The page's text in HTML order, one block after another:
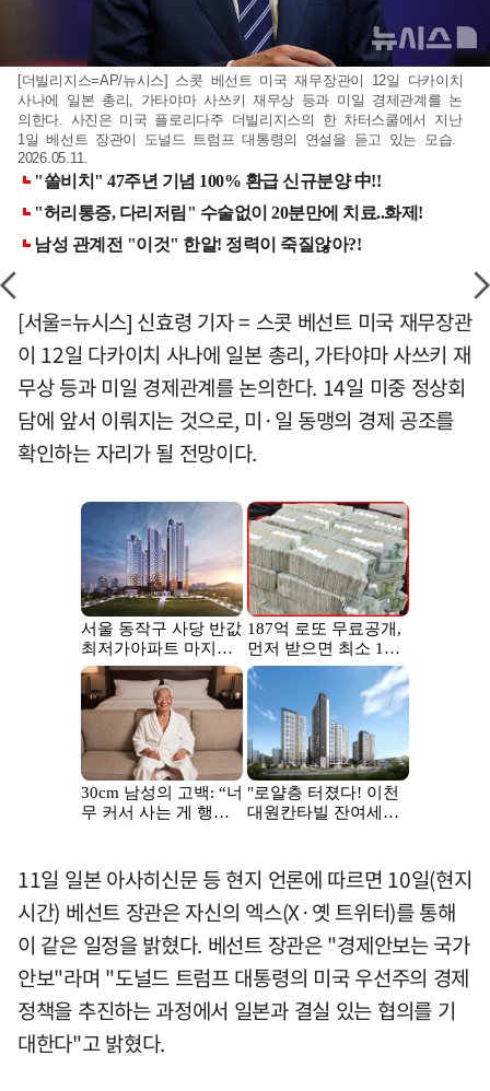
[더빌리지스=AP/뉴시스] 스콧 베선트 미국 재무장관이 12일 다카이치
사나에 일본 총리, 가타야마 사쓰키 재무상 등과 미일 경제관계를 논
의한다. 사진은 미국 플로리다주 더빌리지스의 한 차터스쿨에서 지난
1일 베선트 장관이 도널드 트럼프 대통령의 연설을 듣고 있는 모습.
2026.05.11.
[서울=뉴시스] 신효령 기자 = 스콧 베선트 미국 재무장관
이 12일 다카이치 사나에 일본 총리, 가타야마 사쓰키 재
무상 등과 미일 경제관계를 논의한다. 14일 미중 정상회
담에 앞서 이뤄지는 것으로, 미·일 동맹의 경제 공조를
확인하는 자리가 될 전망이다.
11일 일본 아사히신문 등 현지 언론에 따르면 10일(현지
시간) 베선트 장관은 자신의 엑스(X·옛 트위터)를 통해
이 같은 일정을 밝혔다. 베선트 장관은 "경제안보는 국가
안보"라며 "도널드 트럼프 대통령의 미국 우선주의 경제
정책을 추진하는 과정에서 일본과 결실 있는 협의를 기
대한다"고 밝혔다.